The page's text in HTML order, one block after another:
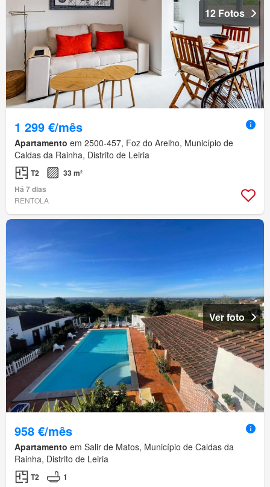
12 Fotos
1 299 €/mês
Apartamento em 2500-457, Foz do Arelho, Município de
Caldas da Rainha, Distrito de Leiria
T2
33 m²
Há 7 dias
RENTOLA
Ver foto
958 €/mês
Apartamento em Salir de Matos, Município de Caldas da
Rainha, Distrito de Leiria
T2
1